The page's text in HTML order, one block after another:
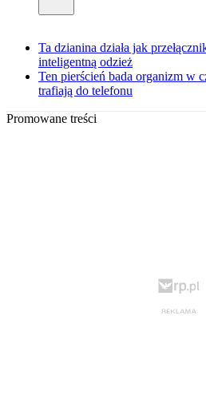
Ta dzianina działa jak
inteligentną odzież
Ten pierścień bada organizm w
trafiają do telefonu
Promowane treści